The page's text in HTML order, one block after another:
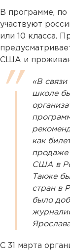
В программе,
участвуют
или 10 класса.
США и
«В связи
школе
как
продаже
США в
Также
стран в
было
С 31 марта